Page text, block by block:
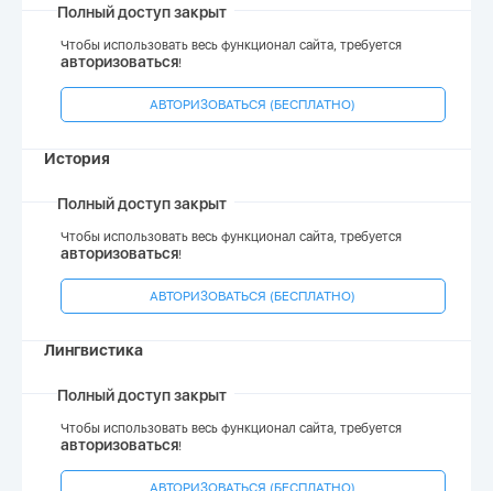
Полный доступ закрыт
Чтобы использовать весь функционал сайта, требуется
авторизоваться!
АВТОРИЗОВАТЬСЯ (БЕСПЛАТНО)
История
Полный доступ закрыт
Чтобы использовать весь функционал сайта, требуется
авторизоваться!
АВТОРИЗОВАТЬСЯ (БЕСПЛАТНО)
Лингвистика
Полный доступ закрыт
Чтобы использовать весь функционал сайта, требуется
авторизоваться!
АВТОРИЗОВАТЬСЯ (БЕСПЛАТНО)